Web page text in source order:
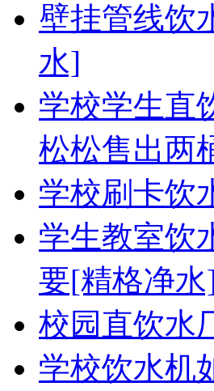
壁挂管线饮
水]
学校学生直
松松售出两
学校刷卡饮
学生教室饮
要[精格净水
校园直饮水
学校饮水机